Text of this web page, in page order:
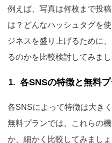
例えば、写真は何枚まで投
は？どんなハッシュタグを
ジネスを盛り上げるために
るのかを比較検討してみまし
各SNSの特徴と無料
各SNSによって特徴は大きく
無料プランでは、これらの
か、細かく比較してみましょ